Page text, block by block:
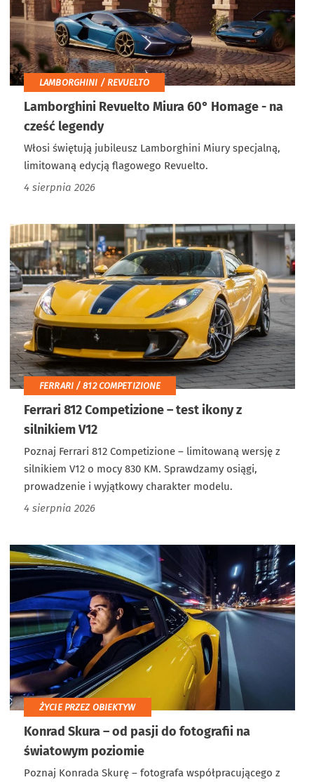
LAMBORGHINI / REVUELTO
Lamborghini Revuelto Miura 60° Homage - na
cześć legendy
Włosi świętują jubileusz Lamborghini Miury specjalną,
limitowaną edycją flagowego Revuelto.
4 sierpnia 2026
FERRARI / 812 COMPETIZIONE
Ferrari 812 Competizione – test ikony z
silnikiem V12
Poznaj Ferrari 812 Competizione – limitowaną wersję z
silnikiem V12 o mocy 830 KM. Sprawdzamy osiągi,
prowadzenie i wyjątkowy charakter modelu.
4 sierpnia 2026
ŻYCIE PRZEZ OBIEKTYW
Konrad Skura – od pasji do fotografii na
światowym poziomie
Poznaj Konrada Skurę – fotografa współpracującego z